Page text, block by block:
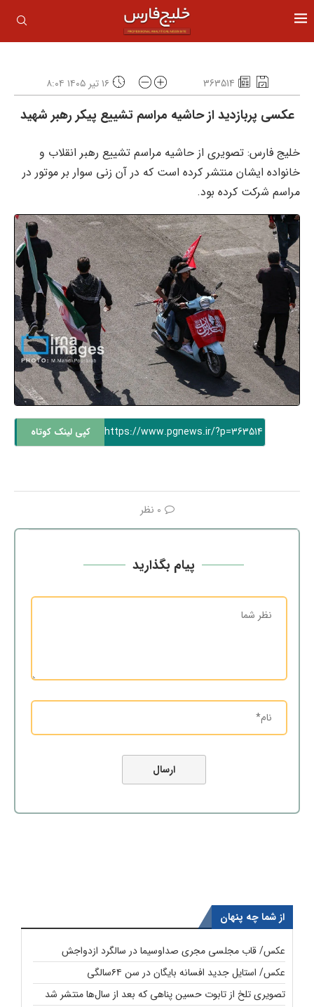
363514 ۱۶ تیر ۱۴۰۵ ۸:۰۴
عکسی پربازدید از حاشیه مراسم تشییع پیکر رهبر شهید
خلیج فارس: تصویری از حاشیه مراسم تشییع رهبر انقلاب و
خانواده ایشان منتشر کرده است که در آن زنی سوار بر موتور در
مراسم شرکت کرده بود.
https://www.pgnews.ir/?p=363514 کپی لینک کوتاه
0 نظر
پیام بگذارید
از شما چه پنهان
عکس/ قاب مجلسی مجری صداوسیما در سالگرد ازدواجش
عکس/ استایل جدید افسانه بایگان در سن ۶۴سالگی
تصویری تلخ از تابوت حسین پناهی که بعد از سال‌ها منتشر شد